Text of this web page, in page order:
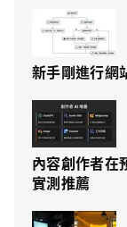
新手剛進行網
內容創作者在
實測推薦